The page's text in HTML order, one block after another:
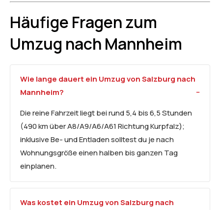
Häufige Fragen zum
Umzug nach Mannheim
Wie lange dauert ein Umzug von Salzburg nach
Mannheim?
Die reine Fahrzeit liegt bei rund 5,4 bis 6,5 Stunden
(490 km über A8/A9/A6/A61 Richtung Kurpfalz);
inklusive Be- und Entladen solltest du je nach
Wohnungsgröße einen halben bis ganzen Tag
einplanen.
Was kostet ein Umzug von Salzburg nach